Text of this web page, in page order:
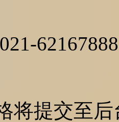
021-62167888
将提交至